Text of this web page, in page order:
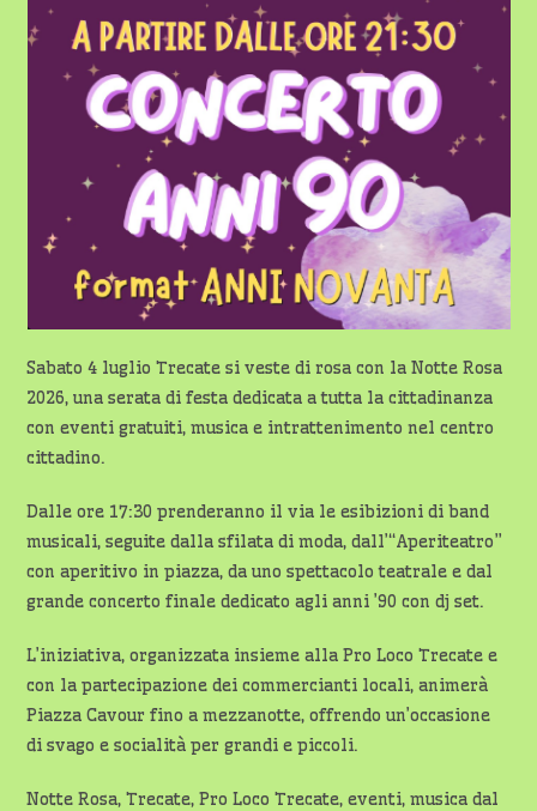
Sabato 4 luglio Trecate si veste di rosa con la Notte Rosa
2026, una serata di festa dedicata a tutta la cittadinanza
con eventi gratuiti, musica e intrattenimento nel centro
cittadino.
Dalle ore 17:30 prenderanno il via le esibizioni di band
musicali, seguite dalla sfilata di moda, dall’“Aperiteatro”
con aperitivo in piazza, da uno spettacolo teatrale e dal
grande concerto finale dedicato agli anni ’90 con dj set.
L’iniziativa, organizzata insieme alla Pro Loco Trecate e
con la partecipazione dei commercianti locali, animerà
Piazza Cavour fino a mezzanotte, offrendo un’occasione
di svago e socialità per grandi e piccoli.
Notte Rosa, Trecate, Pro Loco Trecate, eventi, musica dal